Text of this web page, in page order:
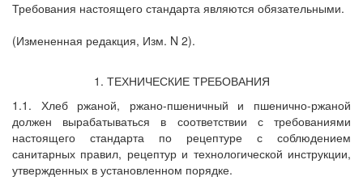
Требования настоящего стандарта являются обязательными.
(Измененная редакция, Изм. N 2).
1. ТЕХНИЧЕСКИЕ ТРЕБОВАНИЯ
1.1. Хлеб ржаной, ржано-пшеничный и пшенично-ржаной
должен вырабатываться в соответствии с требованиями
настоящего стандарта по рецептуре с соблюдением
санитарных правил, рецептур и технологической инструкции,
утвержденных в установленном порядке.